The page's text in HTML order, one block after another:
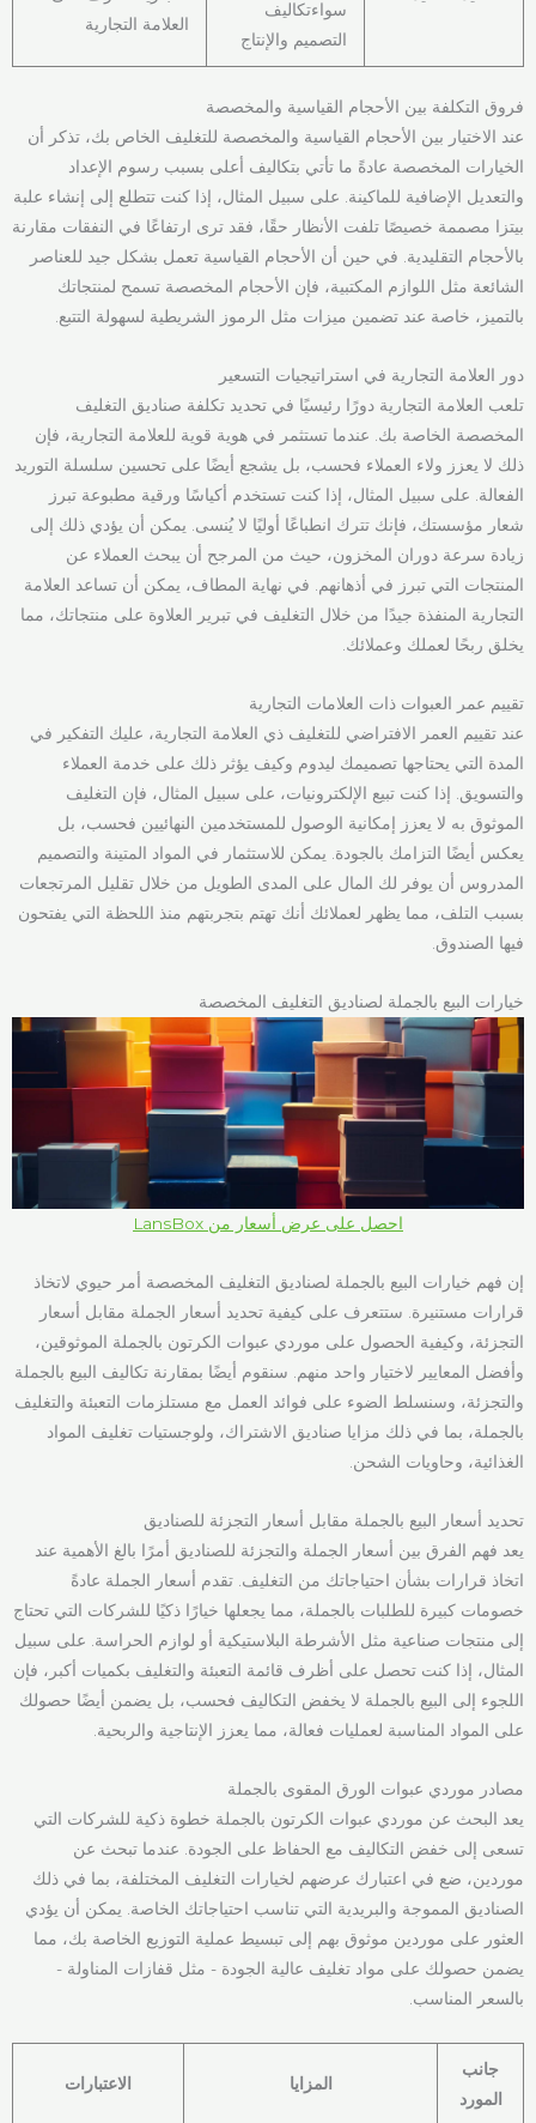
سواءتكاليف
التصميم والإنتاج
العلامة التجارية
فروق التكلفة بين الأحجام القياسية والمخصصة
عند الاختيار بين الأحجام القياسية والمخصصة للتغليف الخاص بك، تذكر أن
الخيارات المخصصة عادةً ما تأتي بتكاليف أعلى بسبب رسوم الإعداد
والتعديل الإضافية للماكينة. على سبيل المثال، إذا كنت تتطلع إلى إنشاء علبة
بيتزا مصممة خصيصًا تلفت الأنظار حقًا، فقد ترى ارتفاعًا في النفقات مقارنة
بالأحجام التقليدية. في حين أن الأحجام القياسية تعمل بشكل جيد للعناصر
الشائعة مثل اللوازم المكتبية، فإن الأحجام المخصصة تسمح لمنتجاتك
بالتميز، خاصة عند تضمين ميزات مثل الرموز الشريطية لسهولة التتبع.
دور العلامة التجارية في استراتيجيات التسعير
تلعب العلامة التجارية دورًا رئيسيًا في تحديد تكلفة صناديق التغليف
المخصصة الخاصة بك. عندما تستثمر في هوية قوية للعلامة التجارية، فإن
ذلك لا يعزز ولاء العملاء فحسب، بل يشجع أيضًا على تحسين سلسلة التوريد
الفعالة. على سبيل المثال، إذا كنت تستخدم أكياسًا ورقية مطبوعة تبرز
شعار مؤسستك، فإنك تترك انطباعًا أوليًا لا يُنسى. يمكن أن يؤدي ذلك إلى
زيادة سرعة دوران المخزون، حيث من المرجح أن يبحث العملاء عن
المنتجات التي تبرز في أذهانهم. في نهاية المطاف، يمكن أن تساعد العلامة
التجارية المنفذة جيدًا من خلال التغليف في تبرير العلاوة على منتجاتك، مما
يخلق ربحًا لعملك وعملائك.
تقييم عمر العبوات ذات العلامات التجارية
عند تقييم العمر الافتراضي للتغليف ذي العلامة التجارية، عليك التفكير في
المدة التي يحتاجها تصميمك ليدوم وكيف يؤثر ذلك على خدمة العملاء
والتسويق. إذا كنت تبيع الإلكترونيات، على سبيل المثال، فإن التغليف
الموثوق به لا يعزز إمكانية الوصول للمستخدمين النهائيين فحسب، بل
يعكس أيضًا التزامك بالجودة. يمكن للاستثمار في المواد المتينة والتصميم
المدروس أن يوفر لك المال على المدى الطويل من خلال تقليل المرتجعات
بسبب التلف، مما يظهر لعملائك أنك تهتم بتجربتهم منذ اللحظة التي يفتحون
فيها الصندوق.
خيارات البيع بالجملة لصناديق التغليف المخصصة
احصل على عرض أسعار من LansBox
إن فهم خيارات البيع بالجملة لصناديق التغليف المخصصة أمر حيوي لاتخاذ
قرارات مستنيرة. ستتعرف على كيفية تحديد أسعار الجملة مقابل أسعار
التجزئة، وكيفية الحصول على موردي عبوات الكرتون بالجملة الموثوقين،
وأفضل المعايير لاختيار واحد منهم. سنقوم أيضًا بمقارنة تكاليف البيع بالجملة
والتجزئة، وسنسلط الضوء على فوائد العمل مع مستلزمات التعبئة والتغليف
بالجملة، بما في ذلك مزايا صناديق الاشتراك، ولوجستيات تغليف المواد
الغذائية، وحاويات الشحن.
تحديد أسعار البيع بالجملة مقابل أسعار التجزئة للصناديق
يعد فهم الفرق بين أسعار الجملة والتجزئة للصناديق أمرًا بالغ الأهمية عند
اتخاذ قرارات بشأن احتياجاتك من التغليف. تقدم أسعار الجملة عادةً
خصومات كبيرة للطلبات بالجملة، مما يجعلها خيارًا ذكيًا للشركات التي تحتاج
إلى منتجات صناعية مثل الأشرطة البلاستيكية أو لوازم الحراسة. على سبيل
المثال، إذا كنت تحصل على أظرف قائمة التعبئة والتغليف بكميات أكبر، فإن
اللجوء إلى البيع بالجملة لا يخفض التكاليف فحسب، بل يضمن أيضًا حصولك
على المواد المناسبة لعمليات فعالة، مما يعزز الإنتاجية والربحية.
مصادر موردي عبوات الورق المقوى بالجملة
يعد البحث عن موردي عبوات الكرتون بالجملة خطوة ذكية للشركات التي
تسعى إلى خفض التكاليف مع الحفاظ على الجودة. عندما تبحث عن
موردين، ضع في اعتبارك عرضهم لخيارات التغليف المختلفة، بما في ذلك
الصناديق المموجة والبريدية التي تناسب احتياجاتك الخاصة. يمكن أن يؤدي
العثور على موردين موثوق بهم إلى تبسيط عملية التوزيع الخاصة بك، مما
يضمن حصولك على مواد تغليف عالية الجودة - مثل قفازات المناولة -
بالسعر المناسب.
جانب
المورد
المزايا الاعتبارات